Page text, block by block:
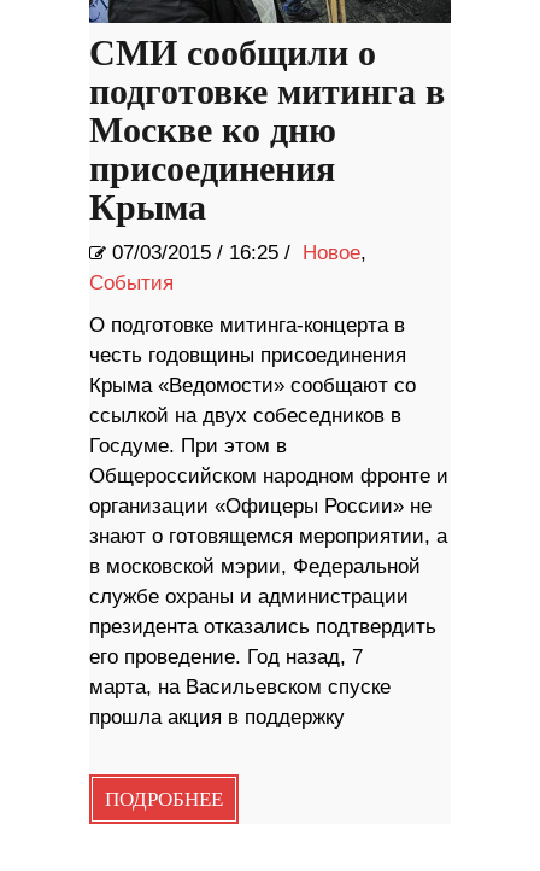
СМИ сообщили о
подготовке митинга в
Москве ко дню
присоединения
Крыма
07/03/2015 / 16:25 / Новое,
События
О подготовке митинга-концерта в
честь годовщины присоединения
Крыма «Ведомости» сообщают со
ссылкой на двух собеседников в
Госдуме. При этом в
Общероссийском народном фронте и
организации «Офицеры России» не
знают о готовящемся мероприятии, а
в московской мэрии, Федеральной
службе охраны и администрации
президента отказались подтвердить
его проведение. Год назад, 7
марта, на Васильевском спуске
прошла акция в поддержку
ПОДРОБНЕЕ